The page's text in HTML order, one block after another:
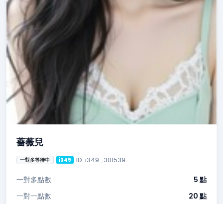
薔薇兒
一對多等待中 i349 ID: i349_301539
一對多點數
5 點
一對一點數
20 點